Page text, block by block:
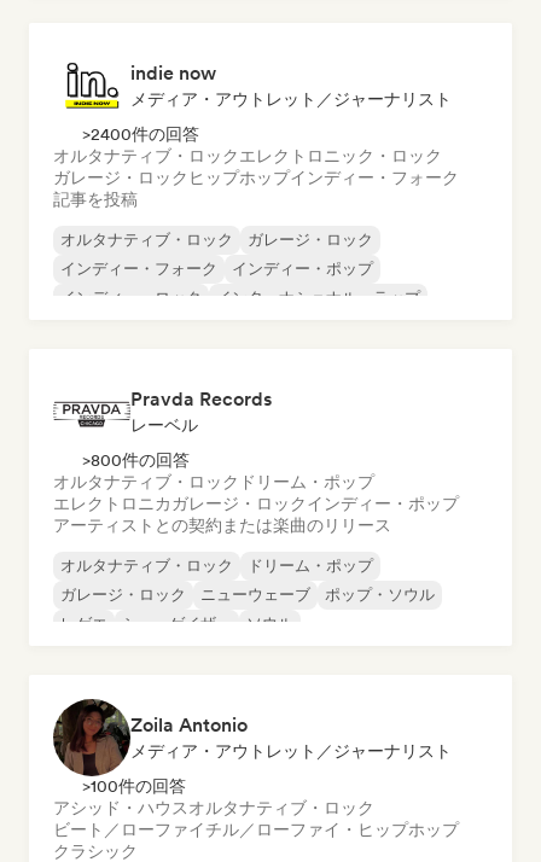
indie now
メディア・アウトレット／ジャーナリスト
>2400件の回答
オルタナティブ・ロックエレクトロニック・ロック
ガレージ・ロック ヒップホップインディー・フォーク
記事を投稿
オルタナティブ・ロック
ガレージ・ロック
インディー・フォーク
インディー・ポップ
インディー・ロック
インターナショナル・ラップ
Pravda Records
レーベル
>800件の回答
オルタナティブ・ロック ドリーム・ポップ
エレクトロニカガレージ・ロックインディー・ポップ
アーティストとの契約または楽曲のリリース
オルタナティブ・ロック
ドリーム・ポップ
ガレージ・ロック
ニューウェーブ
ポップ・ソウル
レゲエ
シューゲイザー ソウル
Zoila Antonio
メディア・アウトレット／ジャーナリスト
>100件の回答
アシッド・ハウスオルタナティブ・ロック
ビート／ローファイチル／ローファイ・ヒップホップ
クラシック